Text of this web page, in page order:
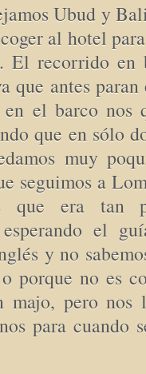
Ubud y
al hotel
El recorrido en
que antes
el barco nos
que en sólo
muy
seguimos a
que era tan
el
y no
porque no es
pero nos
para cuando